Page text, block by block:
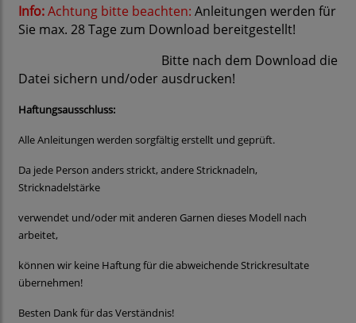
Info:Achtung bitte beachten: Anleitungen werden für
Sie max. 28 Tage zum Download bereitgestellt!
Bitte nach dem Download die
Datei sichern und/oder ausdrucken!
Haftungsausschluss:
Alle Anleitungen werden sorgfältig erstellt und geprüft.
Da jede Person anders strickt, andere Stricknadeln,
Stricknadelstärke
verwendet und/oder mit anderen Garnen dieses Modell nach
arbeitet,
können wir keine Haftung für die abweichende Strickresultate
übernehmen!
Besten Dank für das Verständnis!